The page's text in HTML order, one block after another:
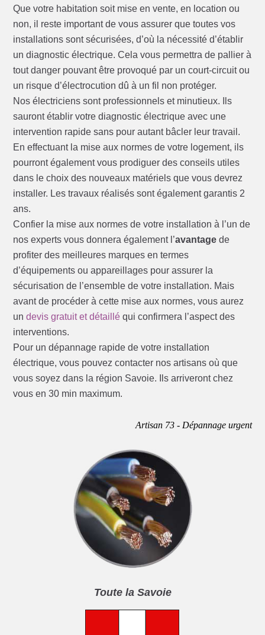
Que votre habitation soit mise en vente, en location ou
non, il reste important de vous assurer que toutes vos
installations sont sécurisées, d’où la nécessité d’établir
un diagnostic électrique. Cela vous permettra de pallier à
tout danger pouvant être provoqué par un court-circuit ou
un risque d’électrocution dû à un fil non protéger.
Nos électriciens sont professionnels et minutieux. Ils
sauront établir votre diagnostic électrique avec une
intervention rapide sans pour autant bâcler leur travail.
En effectuant la mise aux normes de votre logement, ils
pourront également vous prodiguer des conseils utiles
dans le choix des nouveaux matériels que vous devrez
installer. Les travaux réalisés sont également garantis 2
ans.
Confier la mise aux normes de votre installation à l’un de
nos experts vous donnera également l’avantage de
profiter des meilleures marques en termes
d’équipements ou appareillages pour assurer la
sécurisation de l’ensemble de votre installation. Mais
avant de procéder à cette mise aux normes, vous aurez
undevis gratuit et détaillé qui confirmera l’aspect des
interventions.
Pour un dépannage rapide de votre installation
électrique, vous pouvez contacter nos artisans où que
vous soyez dans la région Savoie. Ils arriveront chez
vous en 30 min maximum.
Artisan 73 - Dépannage urgent
Toute la Savoie